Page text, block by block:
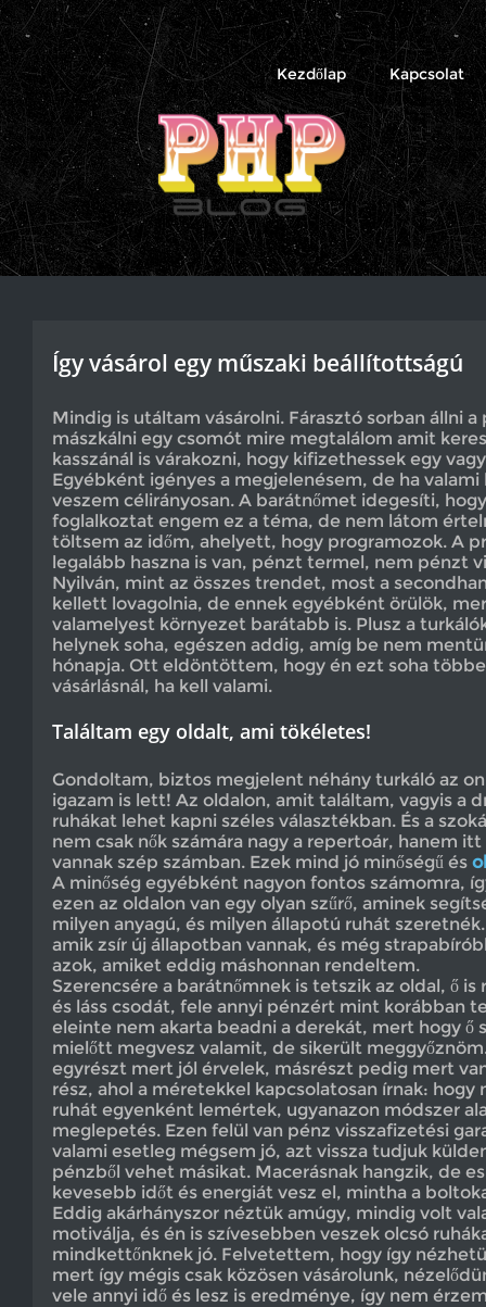
PHP
Blog
Kezdőlap Kapcsolat
Így vásárol egy műszaki beállítottságú
Mindig is utáltam vásárolni. Fárasztó sorban állni
mászkálni egy csomót mire megtalálom amit
kasszánál is várakozni, hogy kifizethessek egy
Egyébként igényes a megjelenésem, de ha
veszem célirányosan. A barátnőmet idegesíti,
foglalkoztat engem ez a téma, de nem látom
töltsem az időm, ahelyett, hogy programozok. A
legalább haszna is van, pénzt termel, nem pénzt
Nyilván, mint az összes trendet, most a
kellett lovagolnia, de ennek egyébként örülök,
valamelyest környezet barátabb is. Plusz a
helynek soha, egészen addig, amíg be nem
hónapja. Ott eldöntöttem, hogy én ezt soha
vásárlásnál, ha kell valami.
Találtam egy oldalt, ami tökéletes!
Gondoltam, biztos megjelent néhány turkáló az
igazam is lett! Az oldalon, amit találtam, vagyis a
ruhákat lehet kapni széles választékban. És a
nem csak nők számára nagy a repertoár, hanem
vannak szép számban. Ezek mind jó minőségű és
A minőség egyébként nagyon fontos számomra,
ezen az oldalon van egy olyan szűrő, aminek
milyen anyagú, és milyen állapotú ruhát
amik zsír új állapotban vannak, és még
azok, amiket eddig máshonnan rendeltem.
Szerencsére a barátnőmnek is tetszik az oldal, ő
és láss csodát, fele annyi pénzért mint korábban
eleinte nem akarta beadni a derekát, mert hogy ő
mielőtt megvesz valamit, de sikerült
egyrészt mert jól érvelek, másrészt pedig mert
rész, ahol a méretekkel kapcsolatosan írnak:
ruhát egyenként lemértek, ugyanazon módszer
meglepetés. Ezen felül van pénz visszafizetési
valami esetleg mégsem jó, azt vissza tudjuk
pénzből vehet másikat. Macerásnak hangzik, de
kevesebb időt és energiát vesz el, mintha a
Eddig akárhányszor néztük amúgy, mindig volt
motiválja, és én is szívesebben veszek olcsó
mindkettőnknek jó. Felvetettem, hogy így
mert így mégis csak közösen vásárolunk,
vele annyi idő és lesz is eredménye, így nem